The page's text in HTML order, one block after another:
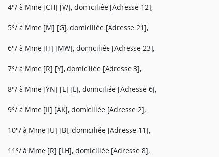
4°/ à Mme [CH] [W], domiciliée [Adresse 12],
5°/ à Mme [M] [G], domiciliée [Adresse 21],
6°/ à Mme [H] [MW], domiciliée [Adresse 23],
7°/ à Mme [R] [Y], domiciliée [Adresse 3],
8°/ à Mme [YN] [E] [L], domiciliée [Adresse 6],
9°/ à Mme [II] [AK], domiciliée [Adresse 2],
10°/ à Mme [U] [B], domiciliée [Adresse 11],
11°/ à Mme [R] [LH], domiciliée [Adresse 8],